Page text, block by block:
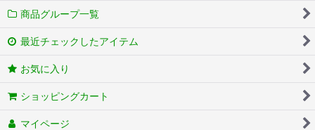
商品グループ一覧
最近チェックしたアイテム
お気に入り
ショッピングカート
マイページ